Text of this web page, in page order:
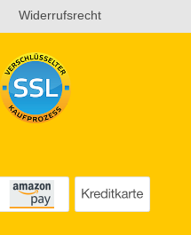
Widerrufsrecht